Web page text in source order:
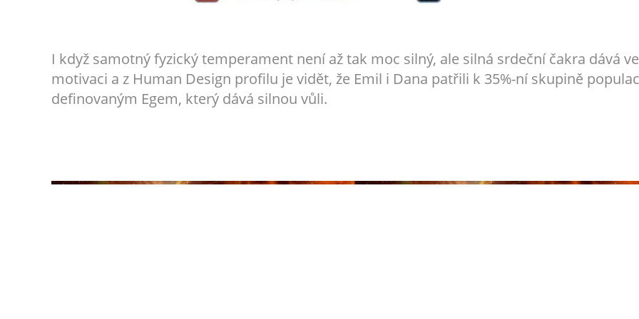
I když samotný fyzický temperament není až tak moc silný, ale silná srdeční čakra dává
motivaci a z Human Design profilu je vidět, že Emil i Dana patřili k 35%-ní skupině
definovaným Egem, který dává silnou vůli.